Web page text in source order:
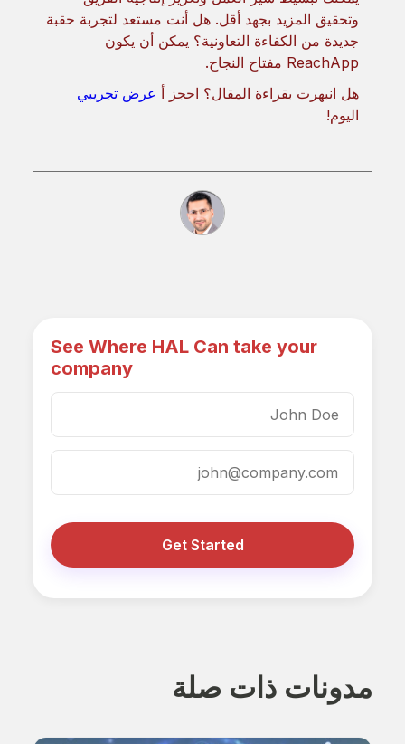
وتحقيق المزيد بجهد أقل. هل أنت مستعد لتجربة حقبة
جديدة من الكفاءة التعاونية؟ يمكن أن يكون
ReachApp مفتاح النجاح.
هل انبهرت بقراءة المقال؟ احجز أ عرض تجريبي
اليوم!
See Where HAL Can take your
company
Get Started
مدونات ذات صلة